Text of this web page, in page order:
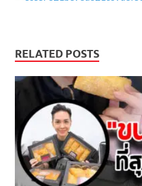
RELATED POSTS